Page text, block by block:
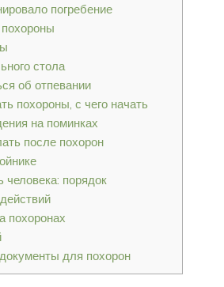
погребение
стола
об отпевании
похороны, с чего начать
на поминках
после похорон
человека: порядок
похоронах
для похорон